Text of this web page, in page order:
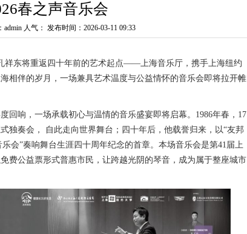
春之声音乐会
人气： 发布时间：2026-03-11 09:33
东将重返四十年前的艺术起点——上海音乐厅，携手上海纽约
相伴的岁月，一场兼具艺术温度与公益情怀的音乐会即将拉开帷
响，一场承载初心与温情的音乐盛宴即将启幕。1986年春，17
独奏会， 自此走向世界舞台；四十年后，他载誉归来，以“友邦
会”奏响舞台生涯四十周年纪念的首章。本场音乐会是第41届上
费公益票形式普惠市民，让跨越光阴的琴音，成为属于整座城市